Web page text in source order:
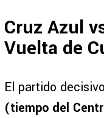
Cruz Azul
Vuelta de
El partido
(tiempo del